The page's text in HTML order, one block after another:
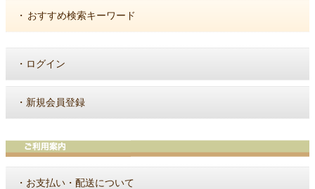
・ おすすめ検索キーワード
・ ログイン
・ 新規会員登録
・ お支払い・配送について